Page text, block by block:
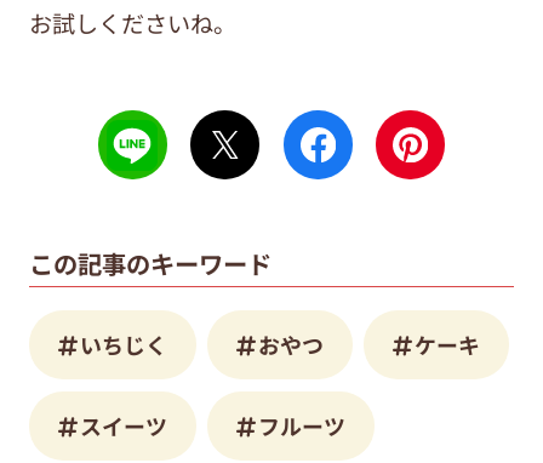
お試しくださいね。
この記事のキーワード
いちじく おやつ ケーキ
スイーツ フルーツ